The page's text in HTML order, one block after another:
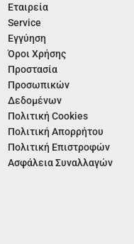
Εταιρεία
Service
Εγγύηση
Όροι Χρήσης
Προστασία
Προσωπικών
Δεδομένων
Πολιτική Cookies
Πολιτική Απορρήτου
Πολιτική Επιστροφών
Ασφάλεια Συναλλαγών